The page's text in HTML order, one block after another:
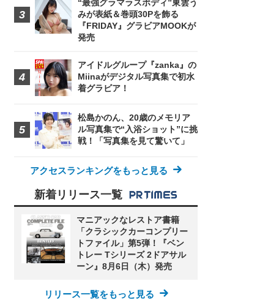
“最強グラマラスボディ”東雲う
みが表紙＆巻頭30Pを飾る
『FRIDAY』グラビアMOOKが
発売
アイドルグループ『zanka』の
Miinaがデジタル写真集で初水
着グラビア！
松島かのん、20歳のメモリア
ル写真集で“入浴ショット”に挑
戦！「写真集を見て驚いて」
アクセスランキングをもっと見る
新着リリース一覧
マニアックなレストア書籍
「クラシックカーコンプリー
トファイル」第5弾！『ベン
トレー Tシリーズ 2ドアサル
ーン』8月6日（木）発売
リリース一覧をもっと見る